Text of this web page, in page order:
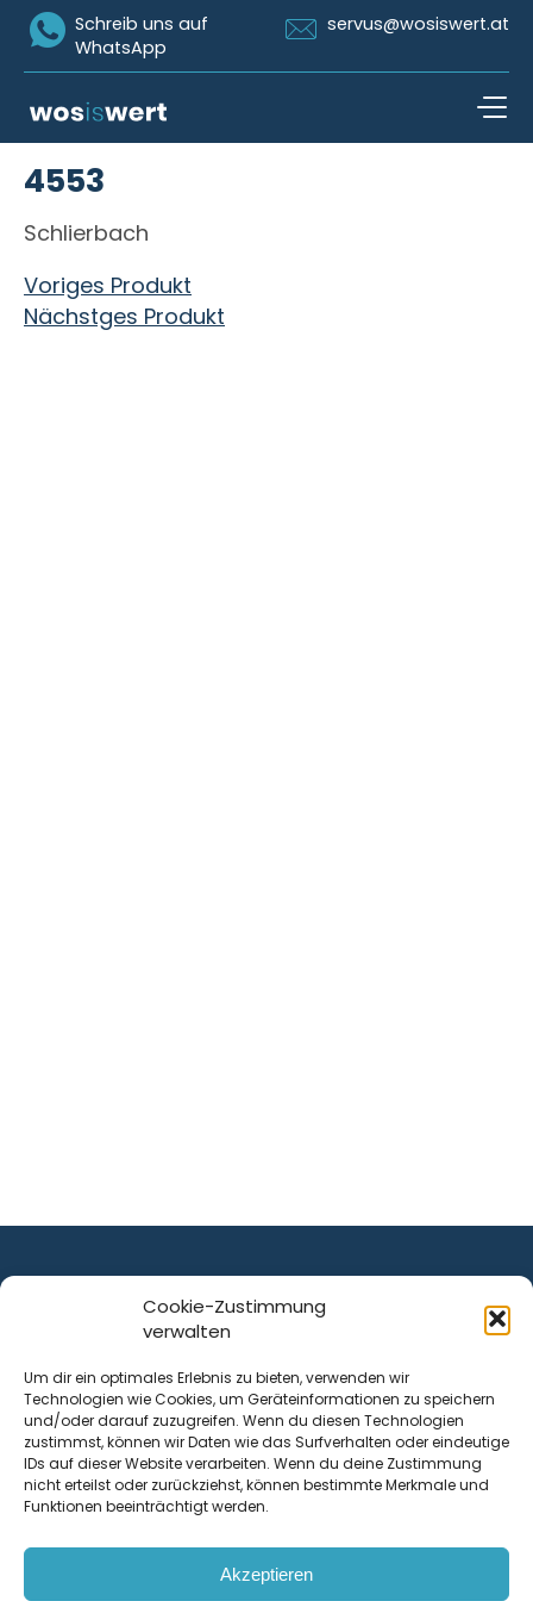
Cookie-Zustimmung
verwalten
Um dir ein optimales Erlebnis zu bieten, verwenden wir
Technologien wie Cookies, um Geräteinformationen zu speichern
und/oder darauf zuzugreifen. Wenn du diesen Technologien
zustimmst, können wir Daten wie das Surfverhalten oder eindeutige
IDs auf dieser Website verarbeiten. Wenn du deine Zustimmung
nicht erteilst oder zurückziehst, können bestimmte Merkmale und
Funktionen beeinträchtigt werden.
Akzeptieren
Icon Whatsapp
Schreib uns auf
WhatsApp
Icon Email
servus@wosiswert.at
4553
Schlierbach
Beitragsnavigation
Voriges Produkt
Nächstges Produkt
ist ein Service von
Krenn Real GmbH
Tischlerstraße 12
4050Traun| Österreich
Kontakt